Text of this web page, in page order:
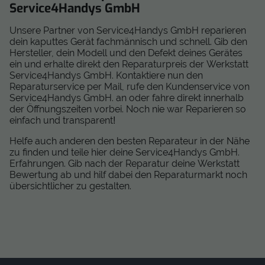
Service4Handys GmbH
Unsere Partner von Service4Handys GmbH reparieren
dein kaputtes Gerät fachmännisch und schnell. Gib den
Hersteller, dein Modell und den Defekt deines Gerätes
ein und erhalte direkt den Reparaturpreis der Werkstatt
Service4Handys GmbH. Kontaktiere nun den
Reparaturservice per Mail, rufe den Kundenservice von
Service4Handys GmbH. an oder fahre direkt innerhalb
der Öffnungszeiten vorbei. Noch nie war Reparieren so
einfach und transparent!
Helfe auch anderen den besten Reparateur in der Nähe
zu finden und teile hier deine Service4Handys GmbH.
Erfahrungen. Gib nach der Reparatur deine Werkstatt
Bewertung ab und hilf dabei den Reparaturmarkt noch
übersichtlicher zu gestalten.